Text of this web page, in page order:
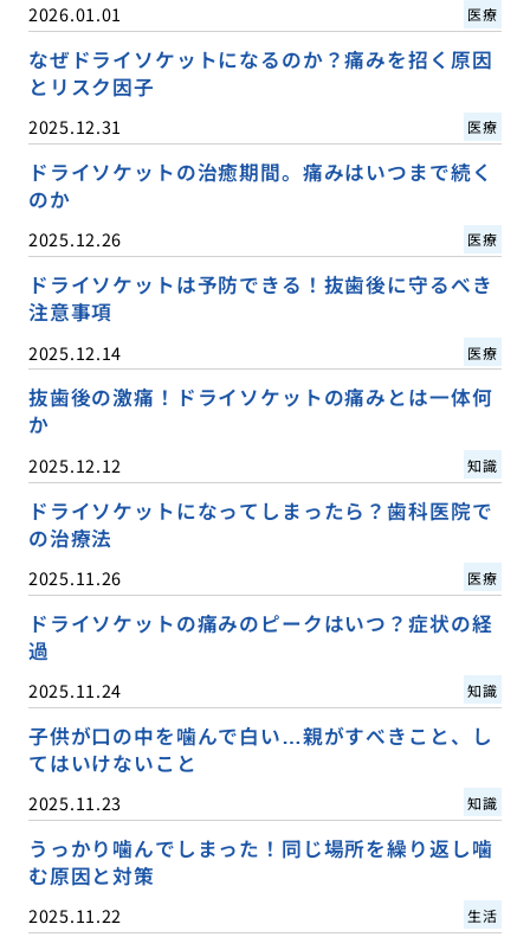
2026.01.01 医療
なぜドライソケットになるのか？痛みを招く原因
とリスク因子
2025.12.31 医療
ドライソケットの治癒期間。痛みはいつまで続く
のか
2025.12.26 医療
ドライソケットは予防できる！抜歯後に守るべき
注意事項
2025.12.14 医療
抜歯後の激痛！ドライソケットの痛みとは一体何
か
2025.12.12 知識
ドライソケットになってしまったら？歯科医院で
の治療法
2025.11.26 医療
ドライソケットの痛みのピークはいつ？症状の経
過
2025.11.24 知識
子供が口の中を噛んで白い…親がすべきこと、し
てはいけないこと
2025.11.23 知識
うっかり噛んでしまった！同じ場所を繰り返し噛
む原因と対策
2025.11.22 生活